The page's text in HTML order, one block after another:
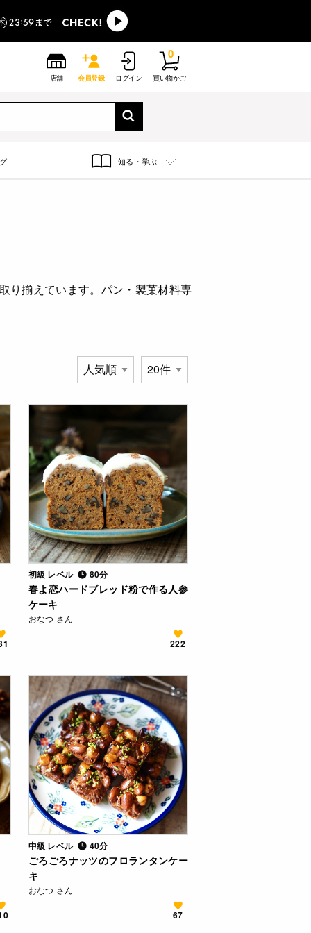
店舗 会員登録 ログイン 買い物かご
0
知る・学ぶ
り揃えています。パン・製菓材料専
初級 レベル 80分
春よ恋ハードブレッド粉で作る人参
ケーキ
おなつ さん
222
中級 レベル 40分
ごろごろナッツのフロランタンケー
キ
おなつ さん
67